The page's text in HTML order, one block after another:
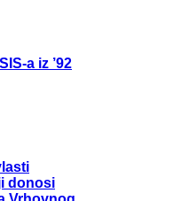
a iz ’92
donosi